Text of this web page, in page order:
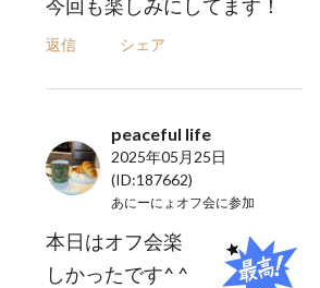
今回も楽しみにしてます！
返信 シェア
peaceful life
2025年05月25日
(ID:187662)
あにーにょオフ会に参加
本日はオフ会楽
しかったです^ ^